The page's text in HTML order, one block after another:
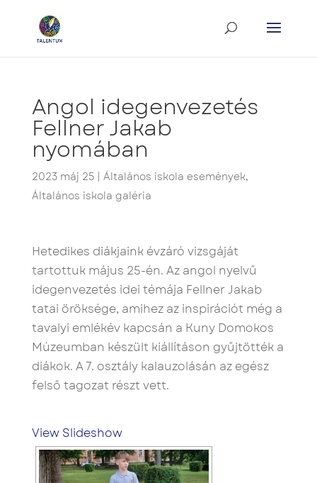
Angol idegenvezetés
Fellner Jakab
nyomában
2023 máj 25| Általános iskola események,
Általános iskola galéria
Hetedikes diákjaink évzáró vizsgáját
tartottuk május 25-én. Az angol nyelvű
idegenvezetés idei témája Fellner Jakab
tatai öröksége, amihez az inspirációt még a
tavalyi emlékév kapcsán a Kuny Domokos
Múzeumban készült kiállításon gyűjtötték a
diákok. A 7. osztály kalauzolásán az egész
felső tagozat részt vett.
View Slideshow